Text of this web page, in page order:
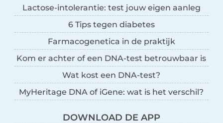
Lactose-intolerantie: test jouw eigen aanleg
6 Tips tegen diabetes
Farmacogenetica in de praktijk
Kom er achter of een DNA-test betrouwbaar is
Wat kost een DNA-test?
MyHeritage DNA of iGene: wat is het verschil?
DOWNLOAD DE APP